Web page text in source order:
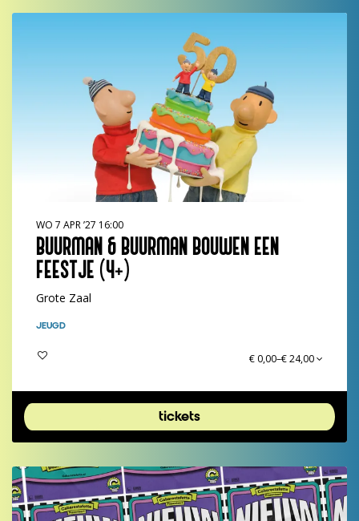
BUURMAN & BUURMAN BOUWEN EEN
FEESTJE (4+)
WO 7 APR ’27 16:00
Grote Zaal
JEUGD
€ 0,00–€ 24,00
tickets